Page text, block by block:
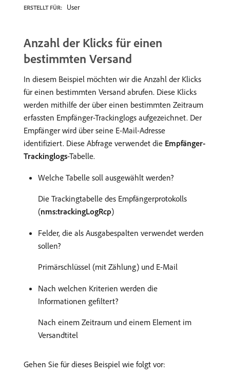
ERSTELLT FÜR: User
Anzahl der Klicks für einen
bestimmten Versand
In diesem Beispiel möchten wir die Anzahl der Klicks
für einen bestimmten Versand abrufen. Diese Klicks
werden mithilfe der über einen bestimmten Zeitraum
erfassten Empfänger-Trackinglogs aufgezeichnet. Der
Empfänger wird über seine E-Mail-Adresse
identifiziert. Diese Abfrage verwendet die Empfänger-
Trackinglogs-Tabelle.
Welche Tabelle soll ausgewählt werden?
Die Trackingtabelle des Empfängerprotokolls
(nms:trackingLogRcp)
Felder, die als Ausgabespalten verwendet werden
sollen?
Primärschlüssel (mit Zählung) und E-Mail
Nach welchen Kriterien werden die
Informationen gefiltert?
Nach einem Zeitraum und einem Element im
Versandtitel
Gehen Sie für dieses Beispiel wie folgt vor: